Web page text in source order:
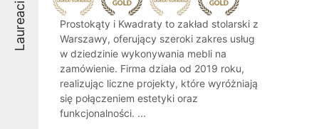
Laureaci
Prostokąty i Kwadraty to zakład stolarski z
Warszawy, oferujący szeroki zakres usług
w dziedzinie wykonywania mebli na
zamówienie. Firma działa od 2019 roku,
realizując liczne projekty, które wyróżniają
się połączeniem estetyki oraz
funkcjonalności. ...